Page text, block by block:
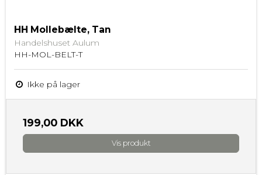
HH Mollebælte, Tan
Handelshuset Aulum
HH-MOL-BELT-T
Ikke på lager
199,00 DKK
Vis produkt